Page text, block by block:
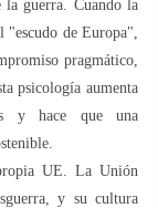
la guerra. Cuando la
"escudo de Europa",
pragmático,
psicología aumenta
y hace que una
UE. La Unión
y su cultura